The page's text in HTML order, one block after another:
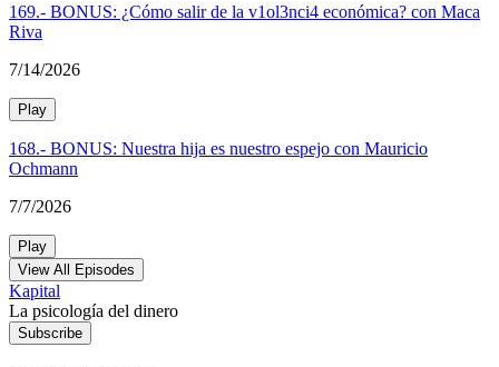
169.- BONUS: ¿Cómo salir de la v1ol3nci4 económica? con Maca
Riva
7/14/2026
Play
168.- BONUS: Nuestra hija es nuestro espejo con Mauricio
Ochmann
7/7/2026
Play
View All Episodes
Kapital
La psicología del dinero
Subscribe